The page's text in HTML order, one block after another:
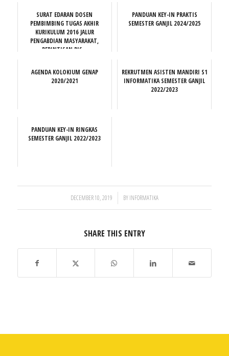
SURAT EDARAN DOSEN
PEMBIMBING TUGAS AKHIR
KURIKULUM 2016 JALUR
PENGABDIAN MASYARAKAT,
PERINTISAN BIS...
PANDUAN KEY-IN PRAKTIS
SEMESTER GANJIL 2024/2025
AGENDA KOLOKIUM GENAP
2020/2021
REKRUTMEN ASISTEN MANDIRI S1
INFORMATIKA SEMESTER GANJIL
2022/2023
PANDUAN KEY-IN RINGKAS
SEMESTER GANJIL 2022/2023
DECEMBER 10, 2019
/ BYINFORMATIKA
SHARE THIS ENTRY